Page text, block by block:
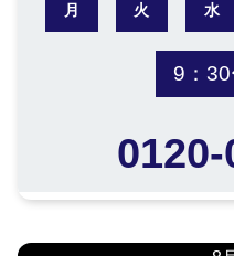
月 火 水
9：